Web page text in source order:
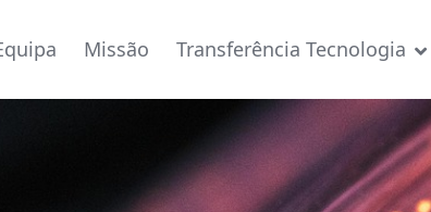
Missão Transferência Tecnologia